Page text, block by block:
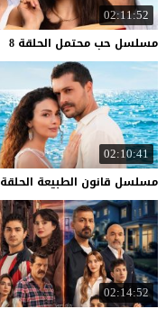
02:11:52
مسلسل حب محتمل الحلقة 8
02:10:41
مسلسل قانون الطبيعة الحلقة
02:14:52